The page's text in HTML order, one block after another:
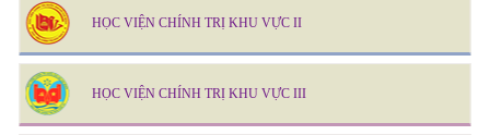
HỌC VIỆN CHÍNH TRỊ KHU VỰC II
HỌC VIỆN CHÍNH TRỊ KHU VỰC III